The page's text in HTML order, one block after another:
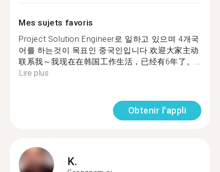
Mes sujets favoris
Project Solution Engineer로 일하고 있으며 4개국
어를 하는것이 목표인 중국인입니다.欢迎大家主动
联系我～我现在在韩国工作生活，已经有6年了。...
Lire plus
Obtenir l'appli
K.